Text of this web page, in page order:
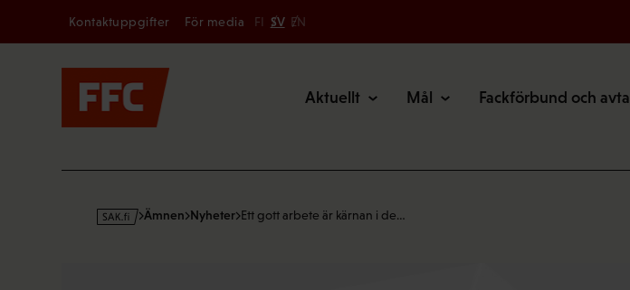
Secondary
Kontaktuppgifter För media FI SV EN
Aktuellt Mål Fackförbund och avtal
s
Ämnen Nyheter Ett gott arbete är kärnan i de…